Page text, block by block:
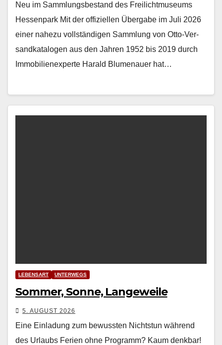
Neu im Sammlungsbestand des Freilichtmuseums
Hessenpark Mit der offiziellen Über­gabe im Juli 2026
ein­er nahezu voll­ständi­gen Samm­lung von Otto-Ver­
sand­kat­a­lo­gen aus den Jahren 1952 bis 2019 durch
Immo­bilienex­perte Har­ald Blu­me­nauer hat…
LEBENSART UNTERWEGS
Sommer, Sonne, Langeweile
5. AUGUST 2026
Eine Einladung zum bewussten Nichtstun während
des Urlaubs Ferien ohne Pro­gramm? Kaum denkbar!